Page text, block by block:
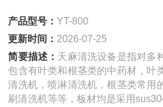
产品型号：YT-800
更新时间： 2026-07-25
简要描述： 天麻清洗设备是指对多
包含有叶类和根茎类的中药材，叶
清洗机，喷淋清洗机，根茎类常用
刷清洗机等等，板材均是采用